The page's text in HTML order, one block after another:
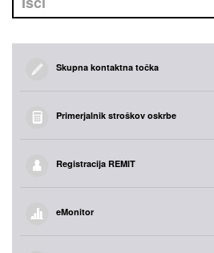
Skupna kontaktna točka
Primerjalnik stroškov oskrbe
Registracija REMIT
eMonitor